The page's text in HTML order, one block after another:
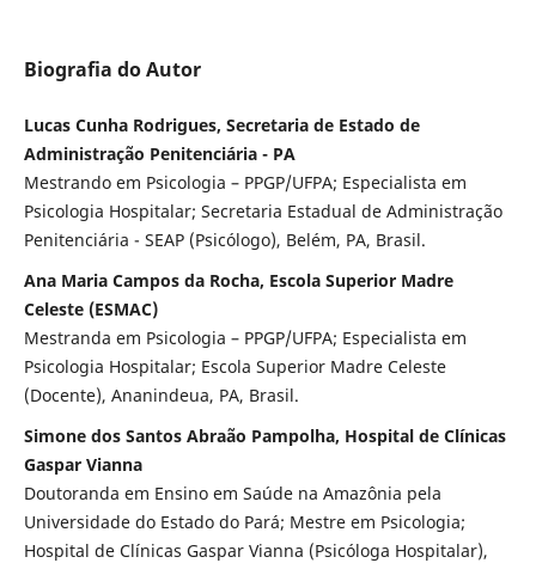
Biografia do Autor
Lucas Cunha Rodrigues, Secretaria de Estado de
Administração Penitenciária - PA
Mestrando em Psicologia – PPGP/UFPA; Especialista em
Psicologia Hospitalar; Secretaria Estadual de Administração
Penitenciária - SEAP (Psicólogo), Belém, PA, Brasil.
Ana Maria Campos da Rocha, Escola Superior Madre
Celeste (ESMAC)
Mestranda em Psicologia – PPGP/UFPA; Especialista em
Psicologia Hospitalar; Escola Superior Madre Celeste
(Docente), Ananindeua, PA, Brasil.
Simone dos Santos Abraão Pampolha, Hospital de Clínicas
Gaspar Vianna
Doutoranda em Ensino em Saúde na Amazônia pela
Universidade do Estado do Pará; Mestre em Psicologia;
Hospital de Clínicas Gaspar Vianna (Psicóloga Hospitalar),